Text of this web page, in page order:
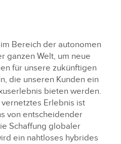
Bereich der autonomen
ganzen Welt, um neue
für unsere zukünftigen
die unseren Kunden ein
bieten werden.
Erlebnis ist
von entscheidender
Schaffung globaler
ein nahtloses hybrides